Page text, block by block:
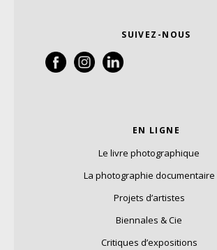
SUIVEZ-NOUS
EN LIGNE
Le livre photographique
La photographie documentaire
Projets d’artistes
Biennales & Cie
Critiques d’expositions